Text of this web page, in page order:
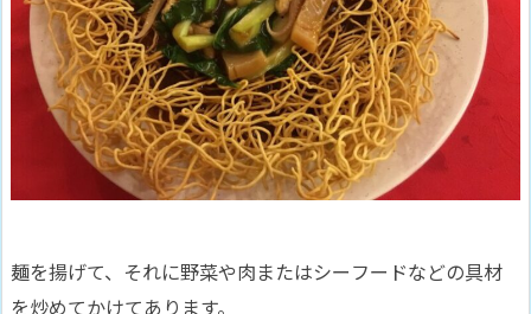
麺を揚げて、それに野菜や肉またはシーフードなどの具材
を炒めてかけてあります。